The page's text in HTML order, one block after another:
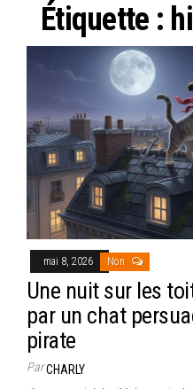
Étiquette :
mai 8, 2026 Non
Une nuit sur les
par un chat
pirate
ParCHARLY